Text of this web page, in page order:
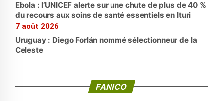
Ebola : l’UNICEF alerte sur une chute de plus de 40 %
du recours aux soins de santé essentiels en Ituri
7 août 2026
Uruguay : Diego Forlán nommé sélectionneur de la
Celeste
FANICO